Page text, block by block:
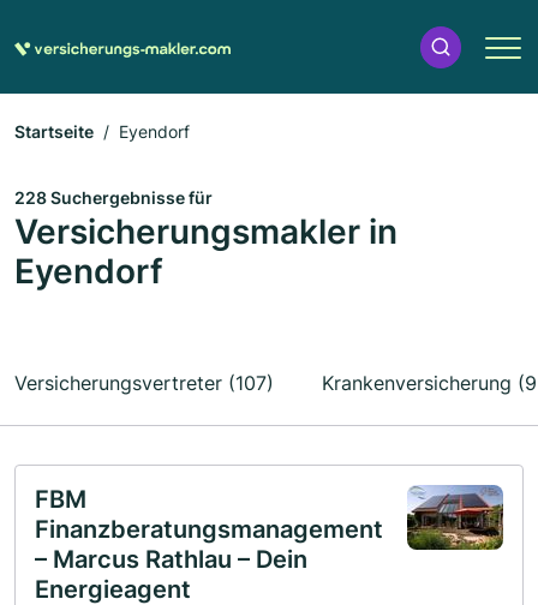
Startseite Eyendorf
228 Suchergebnisse für
Versicherungsmakler in
Eyendorf
Versicherungsvertreter (107) Krankenversicherung
FBM
Finanzberatungsmanagement
– Marcus Rathlau – Dein
Energieagent